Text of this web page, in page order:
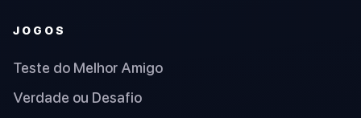
JOGOS
Teste do Melhor Amigo
Verdade ou Desafio